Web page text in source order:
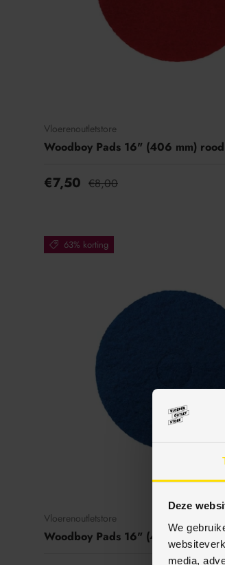
Deze
We
media,
Vloerenoutletstore
Woodboy Pads 16" (406 mm)
€7,50 €8,00
63% korting
Vloerenoutletstore
Woodboy Pads 16" (406 mm)